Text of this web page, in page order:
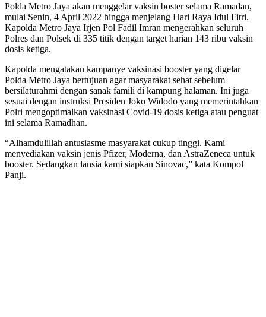
Polda Metro Jaya akan menggelar vaksin boster selama Ramadan,
mulai Senin, 4 April 2022 hingga menjelang Hari Raya Idul Fitri.
Kapolda Metro Jaya Irjen Pol Fadil Imran mengerahkan seluruh
Polres dan Polsek di 335 titik dengan target harian 143 ribu vaksin
dosis ketiga.
Kapolda mengatakan kampanye vaksinasi booster yang digelar
Polda Metro Jaya bertujuan agar masyarakat sehat sebelum
bersilaturahmi dengan sanak famili di kampung halaman. Ini juga
sesuai dengan instruksi Presiden Joko Widodo yang memerintahkan
Polri mengoptimalkan vaksinasi Covid-19 dosis ketiga atau penguat
ini selama Ramadhan.
“Alhamdulillah antusiasme masyarakat cukup tinggi. Kami
menyediakan vaksin jenis Pfizer, Moderna, dan AstraZeneca untuk
booster. Sedangkan lansia kami siapkan Sinovac,” kata Kompol
Panji.